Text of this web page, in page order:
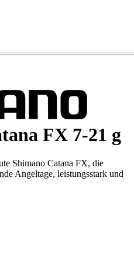
FX 7-21 g
Shimano Catana FX, die
Angeltage, leistungsstark und